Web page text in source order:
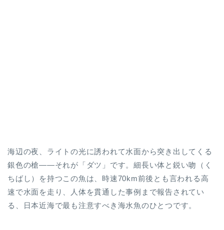
海辺の夜、ライトの光に誘われて水面から突き出してくる
銀色の槍――それが「ダツ」です。細長い体と鋭い吻（く
ちばし）を持つこの魚は、時速70km前後とも言われる高
速で水面を走り、人体を貫通した事例まで報告されてい
る、日本近海で最も注意すべき海水魚のひとつです。